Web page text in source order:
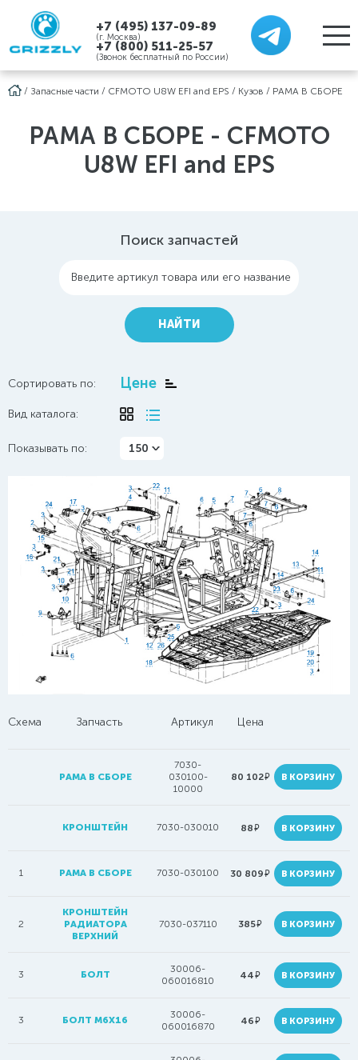
+7 (495) 137-09-89
(г. Москва)
+7 (800) 511-25-57
(Звонок бесплатный по России)
/ Запасные части / CFMOTO U8W EFI and EPS / Кузов / РАМА В СБОРЕ
РАМА В СБОРЕ - CFMOTO
U8W EFI and EPS
Поиск запчастей
Введите артикул товара или его название
НАЙТИ
Сортировать по: Цене
Вид каталога:
Показывать по: 150
Схема Запчасть Артикул Цена
РАМА В СБОРЕ
7030-
030100-
10000
80 102руб. В КОРЗИНУ
КРОНШТЕЙН 7030-030010 88руб. В КОРЗИНУ
1 РАМА В СБОРЕ 7030-030100 30 809руб. В КОРЗИНУ
2
КРОНШТЕЙН
РАДИАТОРА
ВЕРХНИЙ
7030-037110 385руб. В КОРЗИНУ
3 БОЛТ
30006-
060016810
44руб. В КОРЗИНУ
3 БОЛТ M6X16
30006-
060016870
46руб. В КОРЗИНУ